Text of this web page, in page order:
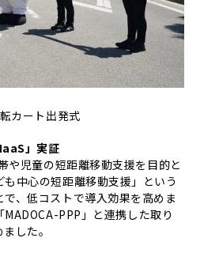
カート出発式
」実証
や児童の短距離移動支援を目的と
中心の短距離移動支援」という
、低コストで導入効果を高めま
PPP」と連携した取り
した。